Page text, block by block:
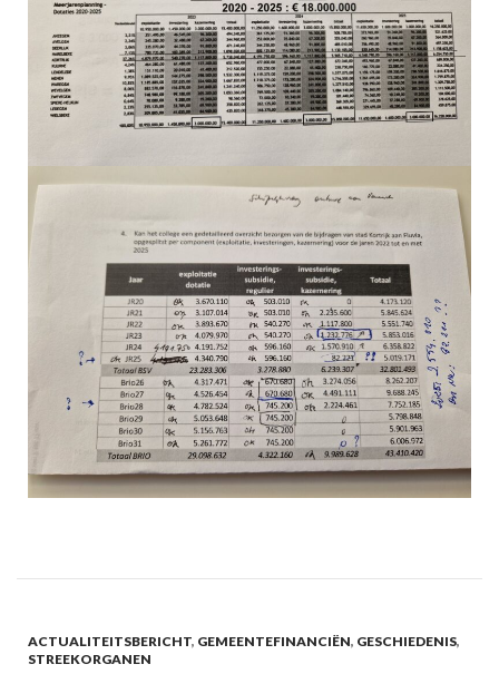
ACTUALITEITSBERICHT, GEMEENTEFINANCIËN, GESCHIEDENIS,
STREEKORGANEN